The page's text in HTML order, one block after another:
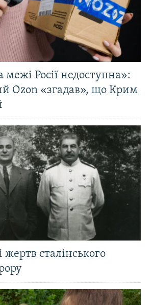
межі Росії недоступна»:
Ozon «згадав», що Крим
сталінського